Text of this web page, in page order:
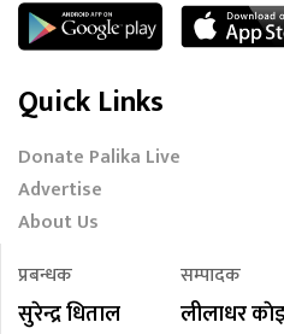
Quick Links
Donate Palika Live
Advertise
About Us
प्रबन्धक
सुरेन्द्र धिताल
सम्पादक
लीलाधर